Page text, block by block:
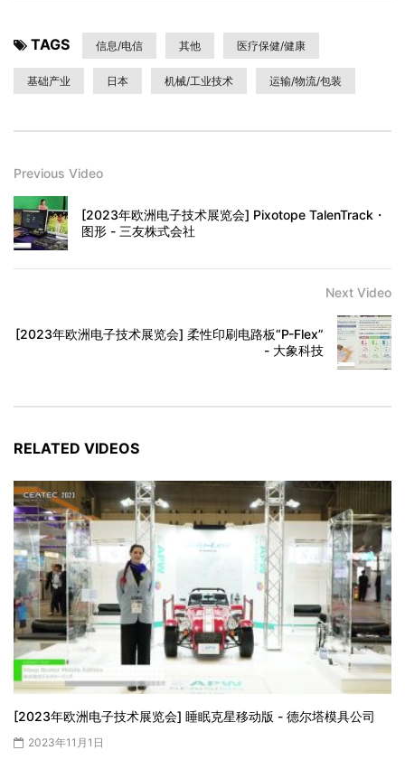
TAGS 信息/电信 其他 医疗保健/健康
基础产业 日本 机械/工业技术 运输/物流/包装
Previous Video
[2023年欧洲电子技术展览会] Pixotope TalenTrack・
图形 - 三友株式会社
Next Video
[2023年欧洲电子技术展览会] 柔性印刷电路板“P-Flex”
- 大象科技
RELATED VIDEOS
[2023年欧洲电子技术展览会] 睡眠克星移动版 - 德尔塔模具公司
2023年11月1日